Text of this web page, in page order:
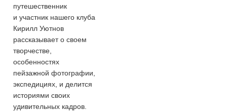
путешественник
и участник нашего клуба
Кирилл Уютнов
рассказывает о своем
творчестве,
особенностях
пейзажной фотографии,
экспедициях, и делится
историями своих
удивительных кадров.